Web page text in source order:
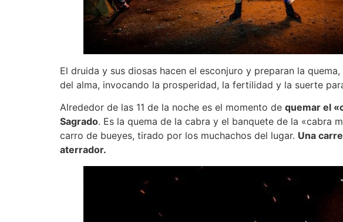
El druida y sus diosas hacen el esconjuro y preparan la
del alma, invocando la prosperidad, la fertilidad y la suerte
Alrededor de las 11 de la noche es el momento de quemar el
Sagrado. Es la quema de la cabra y el banquete de la «cabra
carro de bueyes, tirado por los muchachos del lugar. Una
aterrador.